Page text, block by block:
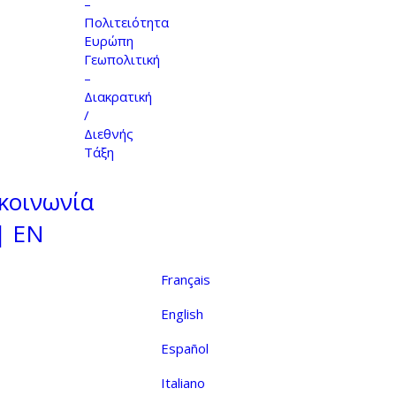
–
Πολιτειότητα
Ευρώπη
Γεωπολιτική
–
Διακρατική
/
Διεθνής
Τάξη
EN
Français
English
Español
Italiano